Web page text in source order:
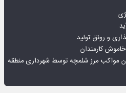
و رونق تولید
کارمندان
مواکب مرز شلمچه توسط شهرداری منطقه